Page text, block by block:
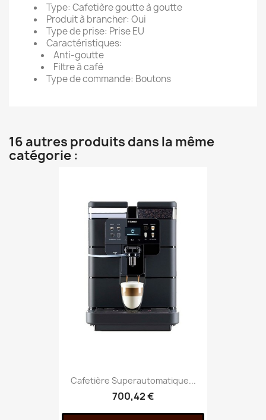
Type: Cafetière goutte à goutte
Produit à brancher: Oui
Type de prise: Prise EU
Caractéristiques:
Anti-goutte
Filtre à café
Type de commande: Boutons
16 autres produits dans la même
catégorie :
Cafetière Superautomatique...
700,42 €